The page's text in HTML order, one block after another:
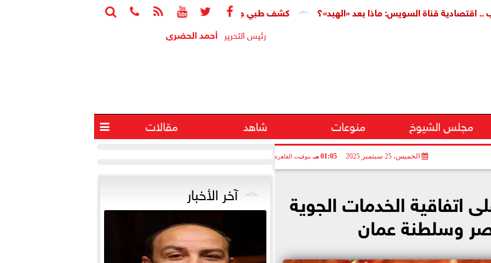






كشف طبي جديد يمهد الطريق لرصد الزهايمر قبل ظهور أعراضه قناة السويس: ماذا بعد «الهبد»؟
رئيس التحرير أحمد الحضرى
مجلس الشيوخ منوعات شاهد مقالات 
الخميس، 25 سبتمبر 2025 01:05 مـ بتوقيت القاهرة
اتفاقية الخدمات الجوية
وسلطنة عمان
آخر الأخبار